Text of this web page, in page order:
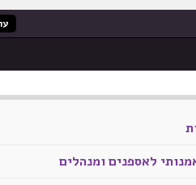
לאספנים ומנהלים